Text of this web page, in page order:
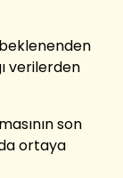
verilerden
son
ortaya